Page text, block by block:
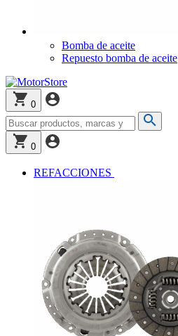
Bomba de aceite
Repuesto bomba de aceite
0
0
REFACCIONES